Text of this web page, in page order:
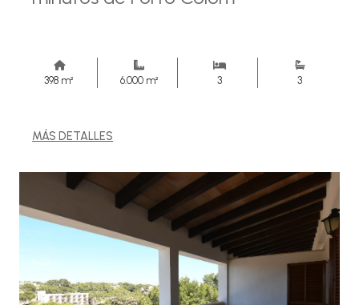
398 m² 6.000 m² 3 3
MÁS DETALLES